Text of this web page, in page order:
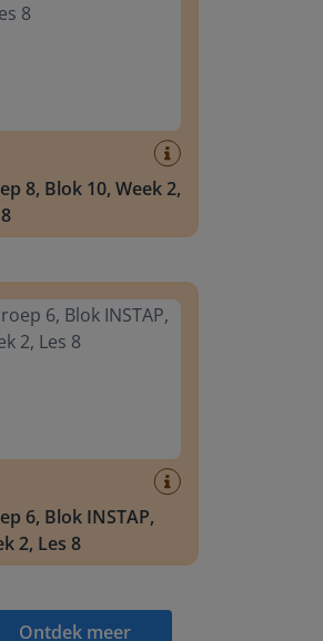
8, Blok 10, Week 2,
6, Blok INSTAP,
2, Les 8
Ontdek meer